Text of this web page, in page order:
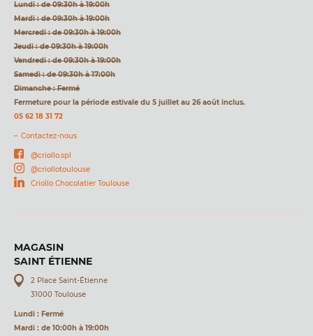
Lundi : de 09:30h à 19:00h
Mardi : de 09:30h à 19:00h
Mercredi : de 09:30h à 19:00h
Jeudi : de 09:30h à 19:00h
Vendredi : de 09:30h à 19:00h
Samedi : de 09:30h à 17:00h
Dimanche : Fermé
Fermeture pour la période estivale du 5 juillet au 26 août inclus.
05 62 18 31 72
Contactez-nous
@criollo.spl
@criollotoulouse
Criollo Chocolatier Toulouse
MAGASIN
SAINT ÉTIENNE
2 Place Saint-Étienne
31000 Toulouse
Lundi : Fermé
Mardi : de 10:00h à 19:00h